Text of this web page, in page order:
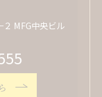
MFG中央ビル